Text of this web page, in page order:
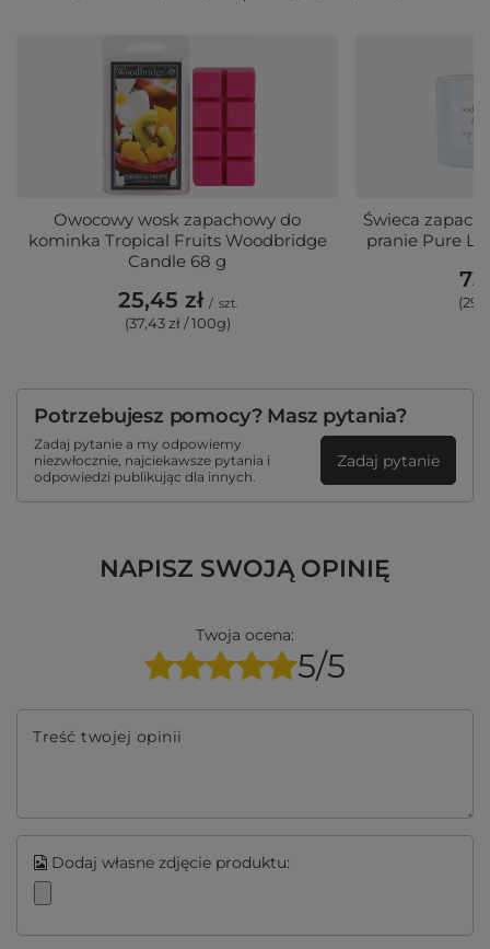
Owocowy wosk zapachowy do
kominka Tropical Fruits Woodbridge
Candle 68 g
25,45 zł / szt.
(37,43 zł / 100g)
Świeca
pranie Pure
Potrzebujesz pomocy? Masz pytania?
Zadaj pytanie a my odpowiemy
niezwłocznie, najciekawsze pytania i
odpowiedzi publikując dla innych.
Zadaj pytanie
NAPISZ SWOJĄ OPINIĘ
Twoja ocena:
5/5
Treść twojej opinii
Dodaj własne zdjęcie produktu: